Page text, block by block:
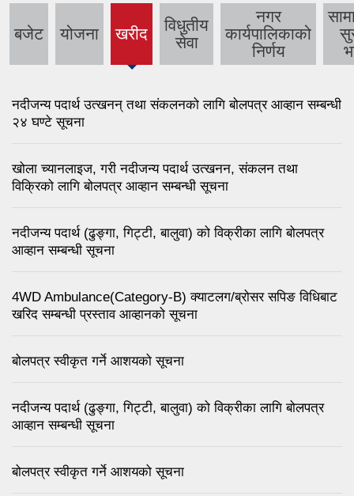
बजेट योजना खरीद
(active
विधुतीय
सेवा
नगर
कार्यपालिकाको
निर्णय
नदीजन्य पदार्थ उत्खनन् तथा संकलनको लागि बोलपत्र आव्हान सम्बन्धी
२४ घण्टे सूचना
खोला च्यानलाइज, गरी नदीजन्य पदार्थ उत्खनन, संकलन तथा
विक्रिको लागि बोलपत्र आव्हान सम्बन्धी सूचना
नदीजन्य पदार्थ (ढुङ्गा, गिट्टी, बालुवा) को विक्रीका लागि बोलपत्र
आव्हान सम्बन्धी सूचना
4WD Ambulance(Category-B) क्याटलग/ब्रोसर सपिङ विधिबाट
खरिद सम्बन्धी प्रस्ताव आव्हानको सूचना
बोलपत्र स्वीकृत गर्ने आशयको सूचना
नदीजन्य पदार्थ (ढुङ्गा, गिट्टी, बालुवा) को विक्रीका लागि बोलपत्र
आव्हान सम्बन्धी सूचना
बोलपत्र स्वीकृत गर्ने आशयको सूचना